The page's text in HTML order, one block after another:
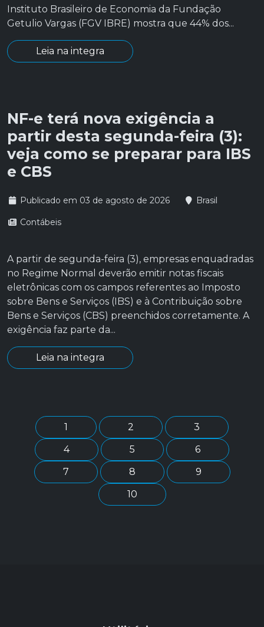
Instituto Brasileiro de Economia da Fundação
Getulio Vargas (FGV IBRE) mostra que 44% dos...
Leia na integra
NF-e terá nova exigência a
partir desta segunda-feira (3):
veja como se preparar para IBS
e CBS
Publicado em 03 de agosto de 2026 Brasil
Contábeis
A partir de segunda-feira (3), empresas enquadradas
no Regime Normal deverão emitir notas fiscais
eletrônicas com os campos referentes ao Imposto
sobre Bens e Serviços (IBS) e à Contribuição sobre
Bens e Serviços (CBS) preenchidos corretamente. A
exigência faz parte da...
Leia na integra
1 2
3
4
5
6
7
8
9
10